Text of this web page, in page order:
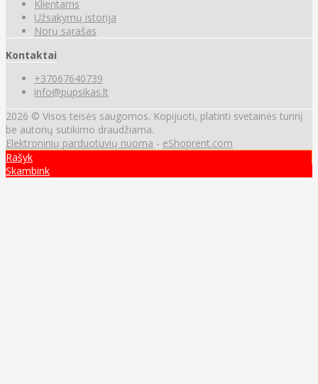
Klientams
Užsakymų istorija
Norų sąrašas
Kontaktai
+37067640739
info@pupsikas.lt
2026 © Visos teisės saugomos. Kopijuoti, platinti svetainės turinį
be autorių sutikimo draudžiama.
Elektroninių parduotuvių nuoma - eShoprent.com
Rašyk
Skambink